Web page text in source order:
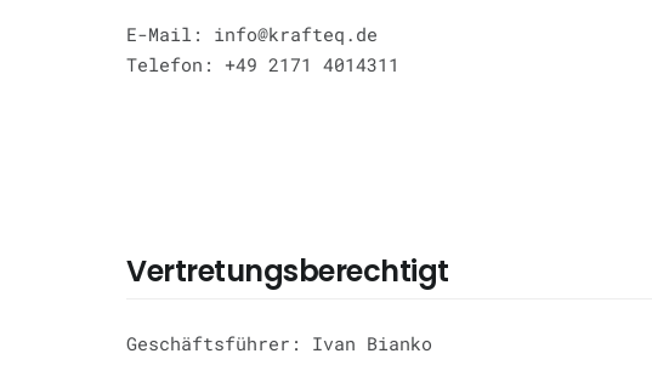
E-Mail: info@krafteq.de
Telefon: +49 2171 4014311
Vertretungsberechtigt
Geschäftsführer: Ivan Bianko